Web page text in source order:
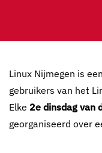
Linux Nijmegen is
gebruikers van het
Elke 2e dinsdag van
georganiseerd over